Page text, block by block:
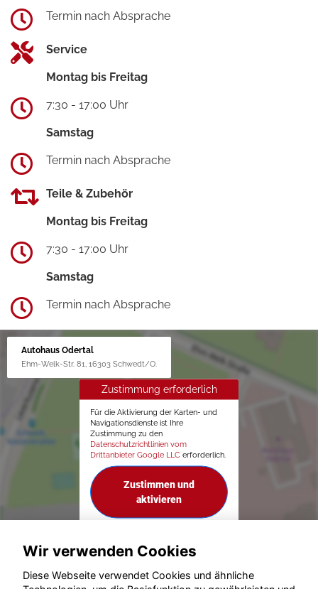
Termin nach Absprache
Service
Montag bis Freitag
7:30 - 17:00 Uhr
Samstag
Termin nach Absprache
Teile & Zubehör
Montag bis Freitag
7:30 - 17:00 Uhr
Samstag
Termin nach Absprache
Autohaus Odertal
Ehm-Welk-Str. 81, 16303 Schwedt/O.
Zustimmung erforderlich
Für die Aktivierung der Karten- und
Navigationsdienste ist Ihre
Zustimmung zu den
Datenschutzrichtlinien vom
Drittanbieter Google LLC erforderlich.
Zustimmen und
aktivieren
Wir verwenden Cookies
Diese Webseite verwendet Cookies und ähnliche